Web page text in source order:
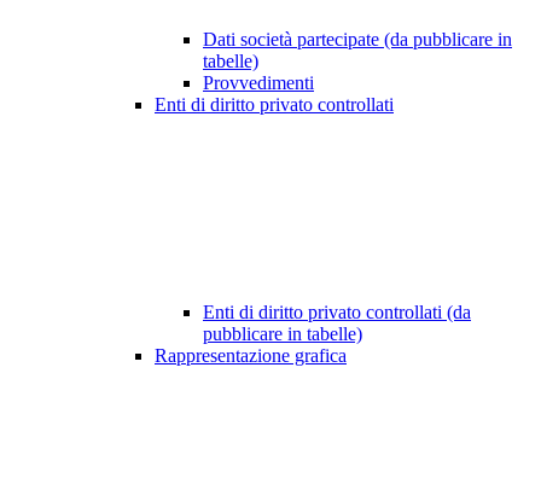
Dati società partecipate (da pubblicare in
tabelle)
Provvedimenti
Enti di diritto privato controllati
Enti di diritto privato controllati (da
pubblicare in tabelle)
Rappresentazione grafica